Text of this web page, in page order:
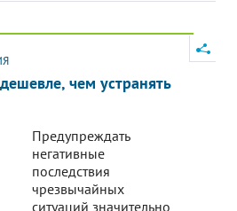
чем устранять
Предупреждать
негативные
последствия
чрезвычайных
ситуаций значительно